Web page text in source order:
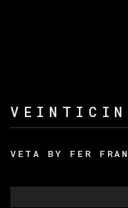
VETA BY FER
Open a larger